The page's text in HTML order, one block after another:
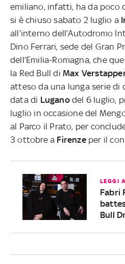
emiliano, infatti, ha da poco
si è chiuso sabato 2 luglio a
all’interno dell’Autodromo
Dino Ferrari, sede del Gran
dell’Emilia-Romagna, che
la Red Bull di Max
atteso da una lunga serie di
data di Luganodel 6 luglio,
luglio in occasione del
al Parco il Prato, per
3 ottobre a Firenzeper il
LEGGI
Fabri
Bull